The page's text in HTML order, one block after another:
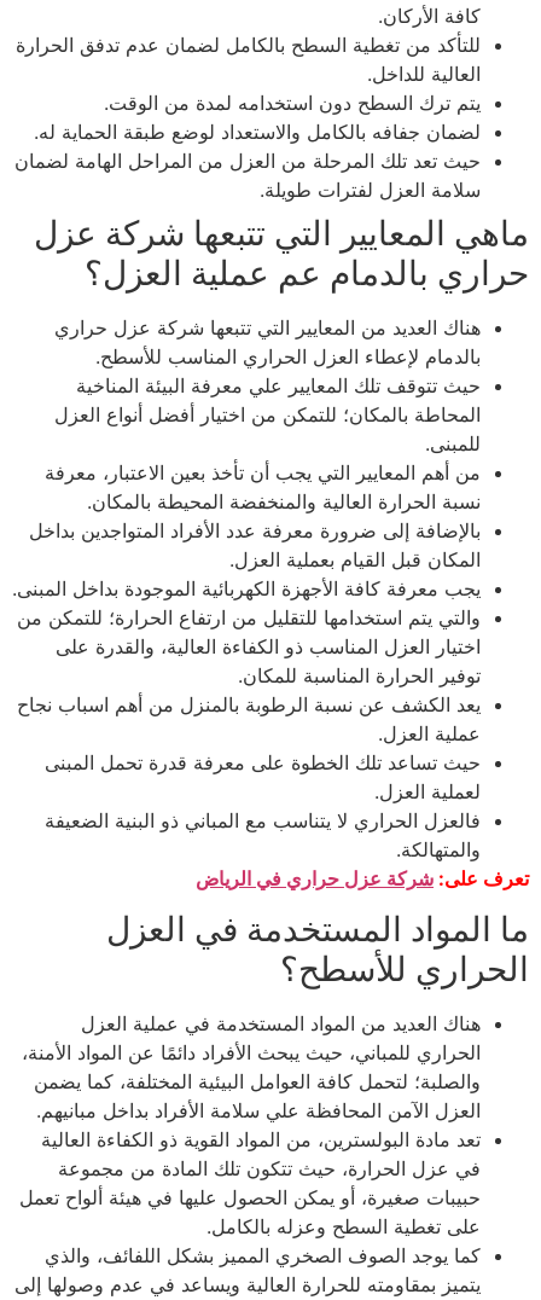
كافة الأركان.
للتأكد من تغطية السطح بالكامل لضمان عدم تدفق الحرارة
العالية للداخل.
يتم ترك السطح دون استخدامه لمدة من الوقت.
لضمان جفافه بالكامل والاستعداد لوضع طبقة الحماية له.
حيث تعد تلك المرحلة من العزل من المراحل الهامة لضمان
سلامة العزل لفترات طويلة.
ماهي المعايير التي تتبعها شركة عزل
حراري بالدمام عم عملية العزل؟
هناك العديد من المعايير التي تتبعها شركة عزل حراري
بالدمام لإعطاء العزل الحراري المناسب للأسطح.
حيث تتوقف تلك المعايير علي معرفة البيئة المناخية
المحاطة بالمكان؛ للتمكن من اختيار أفضل أنواع العزل
للمبنى.
من أهم المعايير التي يجب أن تأخذ بعين الاعتبار، معرفة
نسبة الحرارة العالية والمنخفضة المحيطة بالمكان.
بالإضافة إلى ضرورة معرفة عدد الأفراد المتواجدين بداخل
المكان قبل القيام بعملية العزل.
يجب معرفة كافة الأجهزة الكهربائية الموجودة بداخل المبنى.
والتي يتم استخدامها للتقليل من ارتفاع الحرارة؛ للتمكن من
اختيار العزل المناسب ذو الكفاءة العالية، والقدرة على
توفير الحرارة المناسبة للمكان.
يعد الكشف عن نسبة الرطوبة بالمنزل من أهم اسباب نجاح
عملية العزل.
حيث تساعد تلك الخطوة على معرفة قدرة تحمل المبنى
لعملية العزل.
فالعزل الحراري لا يتناسب مع المباني ذو البنية الضعيفة
والمتهالكة.
تعرف على: شركة عزل حراري في الرياض
ما المواد المستخدمة في العزل
الحراري للأسطح؟
هناك العديد من المواد المستخدمة في عملية العزل
الحراري للمباني، حيث يبحث الأفراد دائمًا عن المواد الأمنة،
والصلبة؛ لتحمل كافة العوامل البيئية المختلفة، كما يضمن
العزل الآمن المحافظة علي سلامة الأفراد بداخل مبانيهم.
تعد مادة البولسترين، من المواد القوية ذو الكفاءة العالية
في عزل الحرارة، حيث تتكون تلك المادة من مجموعة
حبيبات صغيرة، أو يمكن الحصول عليها في هيئة ألواح تعمل
على تغطية السطح وعزله بالكامل.
كما يوجد الصوف الصخري المميز بشكل اللفائف، والذي
يتميز بمقاومته للحرارة العالية ويساعد في عدم وصولها إلى